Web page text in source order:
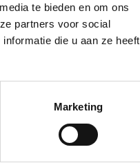
te bieden en om ons
partners voor social
die u aan ze heeft
Marketing